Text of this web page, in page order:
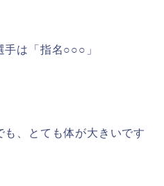
は「指名○○○」
、とても体が大きいです